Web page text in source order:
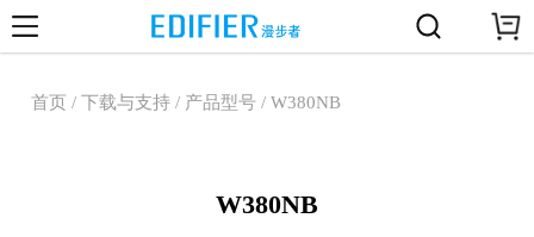
首页 / 下载与支持 / 产品型号 / W380NB
W380NB